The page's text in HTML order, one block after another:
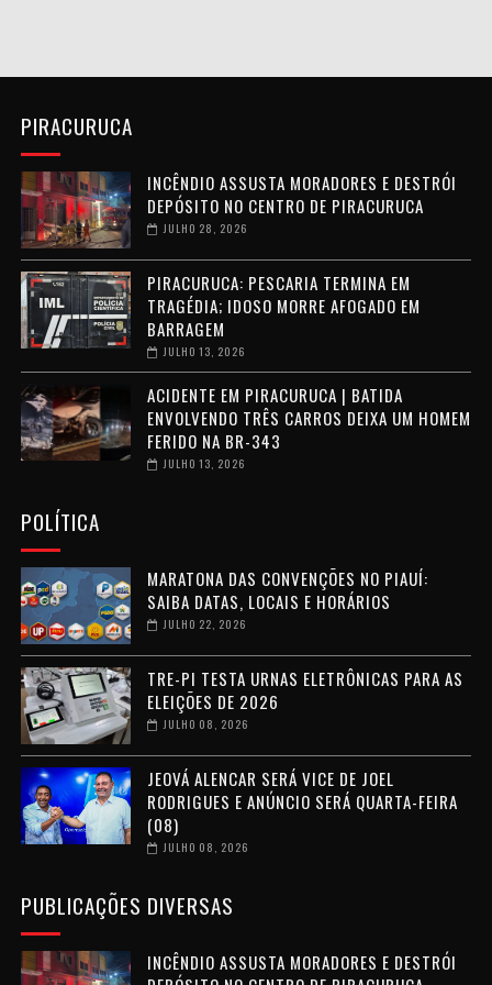
PIRACURUCA
INCÊNDIO ASSUSTA MORADORES E DESTRÓI
DEPÓSITO NO CENTRO DE PIRACURUCA
JULHO 28, 2026
PIRACURUCA: PESCARIA TERMINA EM
TRAGÉDIA; IDOSO MORRE AFOGADO EM
BARRAGEM
JULHO 13, 2026
ACIDENTE EM PIRACURUCA | BATIDA
ENVOLVENDO TRÊS CARROS DEIXA UM HOMEM
FERIDO NA BR-343
JULHO 13, 2026
POLÍTICA
MARATONA DAS CONVENÇÕES NO PIAUÍ:
SAIBA DATAS, LOCAIS E HORÁRIOS
JULHO 22, 2026
TRE-PI TESTA URNAS ELETRÔNICAS PARA AS
ELEIÇÕES DE 2026
JULHO 08, 2026
JEOVÁ ALENCAR SERÁ VICE DE JOEL
RODRIGUES E ANÚNCIO SERÁ QUARTA-FEIRA
(08)
JULHO 08, 2026
PUBLICAÇÕES DIVERSAS
INCÊNDIO ASSUSTA MORADORES E DESTRÓI